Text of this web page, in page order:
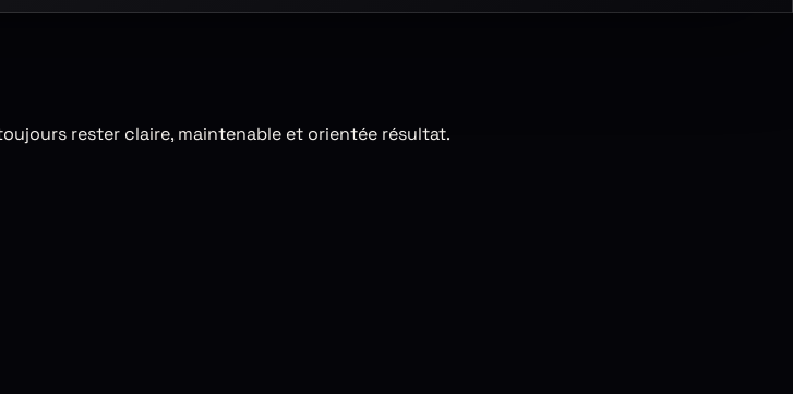
rester claire, maintenable et orientée résultat.